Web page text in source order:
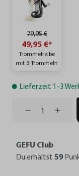
79,95 €
49,95 €*
Trommelreibe
mit 3 Trommeln
Lieferzeit 1-3
GEFU Club
Du erhältst 59